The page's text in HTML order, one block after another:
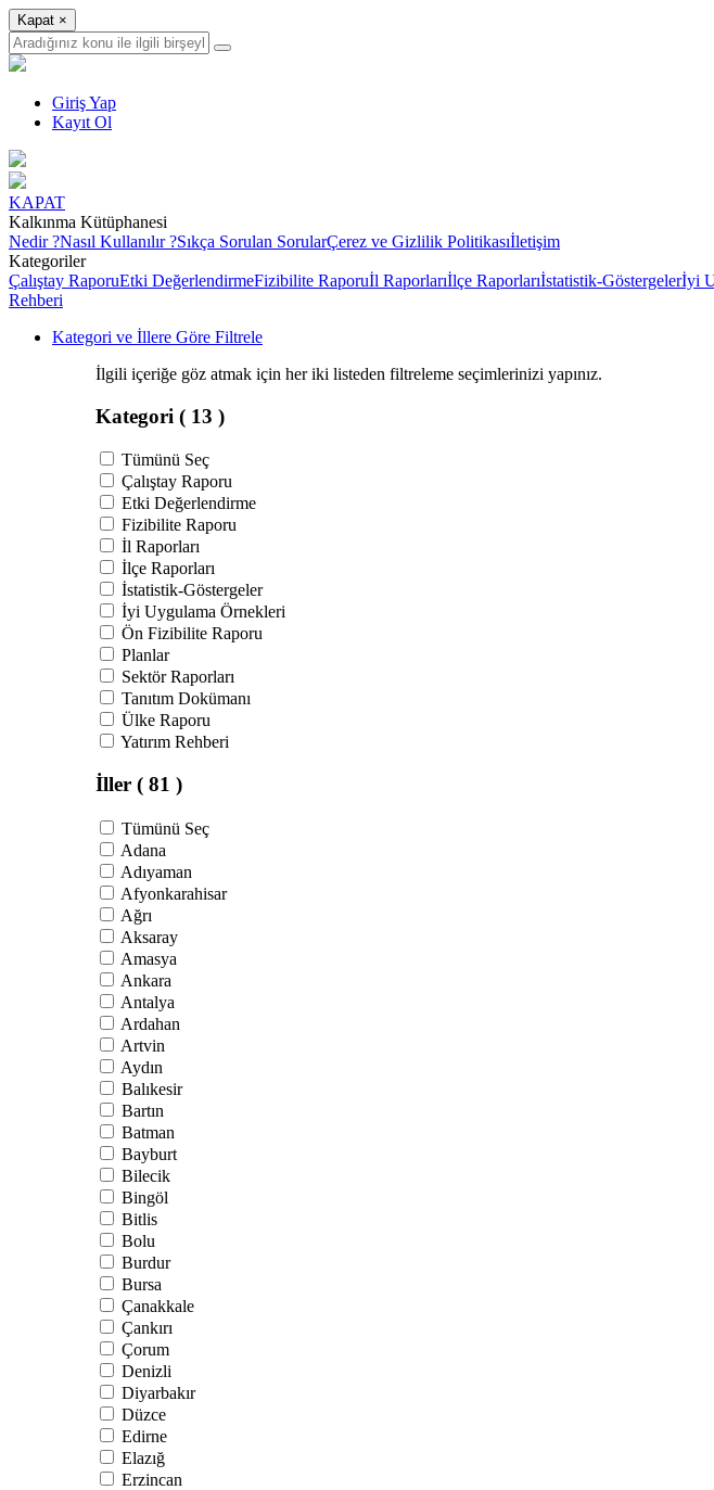
Kapat ×
Giriş Yap
Kayıt Ol
KAPAT
Kalkınma Kütüphanesi
Nedir ?Nasıl Kullanılır ?Sıkça Sorulan SorularÇerez ve Gizlilik Politikasıİletişim
Kategoriler
Çalıştay RaporuEtki DeğerlendirmeFizibilite Raporuİl Raporlarıİlçe Raporlarıİstatistik-Göstergelerİyi
Rehberi
Kategori ve İllere Göre Filtrele
İlgili içeriğe göz atmak için her iki listeden filtreleme seçimlerinizi yapınız.
Kategori ( 13 )
Tümünü Seç
Çalıştay Raporu
Etki Değerlendirme
Fizibilite Raporu
İl Raporları
İlçe Raporları
İstatistik-Göstergeler
İyi Uygulama Örnekleri
Ön Fizibilite Raporu
Planlar
Sektör Raporları
Tanıtım Dokümanı
Ülke Raporu
Yatırım Rehberi
İller ( 81 )
Tümünü Seç
Adana
Adıyaman
Afyonkarahisar
Ağrı
Aksaray
Amasya
Ankara
Antalya
Ardahan
Artvin
Aydın
Balıkesir
Bartın
Batman
Bayburt
Bilecik
Bingöl
Bitlis
Bolu
Burdur
Bursa
Çanakkale
Çankırı
Çorum
Denizli
Diyarbakır
Düzce
Edirne
Elazığ
Erzincan